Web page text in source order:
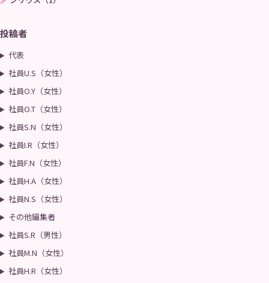
投稿者
代表
社員U.S（女性）
社員O.Y（女性）
社員O.T（女性）
社員S.N（女性）
社員I.R（女性）
社員F.N（女性）
社員H.A（女性）
社員N.S（女性）
その他編集者
社員S.R（男性）
社員M.N（女性）
社員H.R（女性）